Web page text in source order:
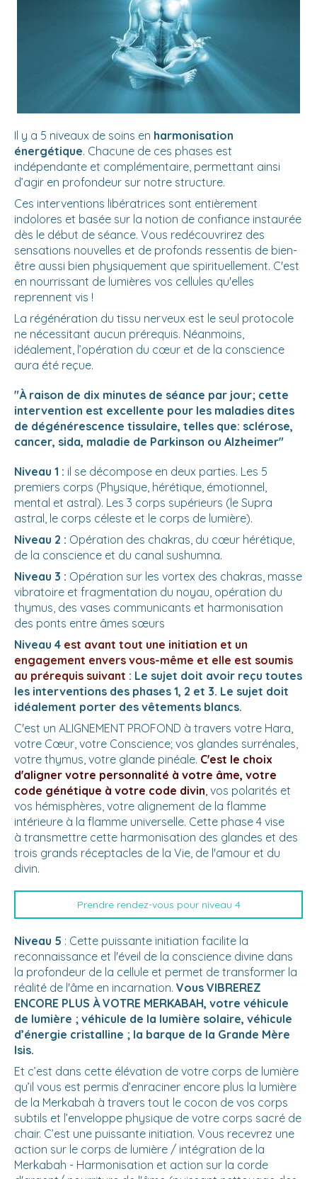
Il y a 5 niveaux de soins en harmonisation
énergétique. Chacune de ces phases est
indépendante et complémentaire, permettant ainsi
d’agir en profondeur sur notre structure.
Ces interventions libératrices sont entièrement
indolores et basée sur la notion de confiance instaurée
dès le début de séance. Vous redécouvrirez des
sensations nouvelles et de profonds ressentis de bien-
être aussi bien physiquement que spirituellement. C'est
en nourrissant de lumières vos cellules qu'elles
reprennent vis !
La régénération du tissu nerveux est le seul protocole
ne nécessitant aucun prérequis. Néanmoins,
idéalement, l’opération du cœur et de la conscience
aura été reçue.
"À raison de dix minutes de séance par jour; cette
intervention est excellente pour les maladies dites
de dégénérescence tissulaire, telles que: sclérose,
cancer, sida, maladie de Parkinson ou Alzheimer"
Niveau 1 : il se décompose en deux parties. Les 5
premiers corps (Physique, hérétique, émotionnel,
mental et astral). Les 3 corps supérieurs (le Supra
astral, le corps céleste et le corps de lumière).
Niveau 2 : Opération des chakras, du cœur hérétique,
de la conscience et du canal sushumna.
Niveau 3 : Opération sur les vortex des chakras, masse
vibratoire et fragmentation du noyau, opération du
thymus, des vases communicants et harmonisation
des ponts entre âmes sœurs
Niveau 4 est avant tout une initiation et un
engagement envers vous-même et elle est soumis
au prérequis suivant : Le sujet doit avoir reçu toutes
les interventions des phases 1, 2 et 3. Le sujet doit
idéalement porter des vêtements blancs.
C'est un ALIGNEMENT PROFOND à travers votre Hara,
votre Cœur, votre Conscience; vos glandes surrénales,
votre thymus, votre glande pinéale. C'est le choix
d'aligner votre personnalité à votre âme, votre
code génétique à votre code divin vos polarités et
vos hémisphères, votre alignement de la flamme
intérieure à la flamme universelle. Cette phase 4 vise
à transmettre cette harmonisation des glandes et des
trois grands réceptacles de la Vie, de l'amour et du
divin.
Prendre rendez-vous pour niveau 4
Niveau 5 : Cette puissante initiation facilite la
reconnaissance et l'éveil de la conscience divine dans
la profondeur de la cellule et permet de transformer la
réalité de l'âme en incarnation. Vous VIBREREZ
ENCORE PLUS À VOTRE MERKABAH, votre véhicule
de lumière ; véhicule de la lumière solaire, véhicule
d’énergie cristalline ; la barque de la Grande Mère
Isis.
Et c’est dans cette élévation de votre corps de lumière
qu’il vous est permis d’enraciner encore plus la lumière
de la Merkabah à travers tout le cocon de vos corps
subtils et l’enveloppe physique de votre corps sacré de
chair. C’est une puissante initiation. Vous recevrez une
action sur le corps de lumière / intégration de la
Merkabah - Harmonisation et action sur la corde